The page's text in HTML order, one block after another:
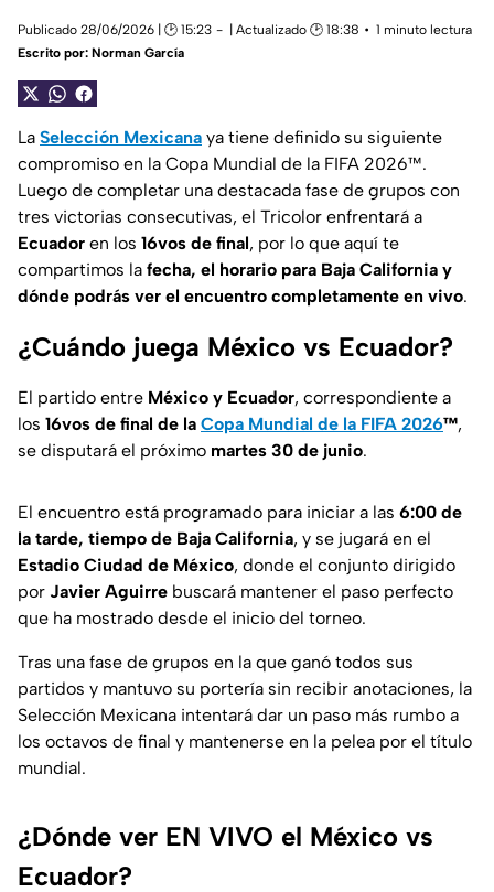
Publicado 28/06/2026 | 🕑 15:23 | Actualizado 🕑 18:38
1 minuto lectura
Escrito por: Norman García
La Selección Mexicana ya tiene definido su siguiente
compromiso en la Copa Mundial de la FIFA 2026™.
Luego de completar una destacada fase de grupos con
tres victorias consecutivas, el Tricolor enfrentará a
Ecuador en los 16vos de final, por lo que aquí te
compartimos la fecha, el horario para Baja California y
dónde podrás ver el encuentro completamente en vivo.
¿Cuándo juega México vs Ecuador?
El partido entre México y Ecuador, correspondiente a
los 16vos de final de la Copa Mundial de la FIFA 2026™,
se disputará el próximo martes 30 de junio.
El encuentro está programado para iniciar a las 6:00 de
la tarde, tiempo de Baja California, y se jugará en el
Estadio Ciudad de México, donde el conjunto dirigido
por Javier Aguirre buscará mantener el paso perfecto
que ha mostrado desde el inicio del torneo.
Tras una fase de grupos en la que ganó todos sus
partidos y mantuvo su portería sin recibir anotaciones, la
Selección Mexicana intentará dar un paso más rumbo a
los octavos de final y mantenerse en la pelea por el título
mundial.
¿Dónde ver EN VIVO el México vs
Ecuador?